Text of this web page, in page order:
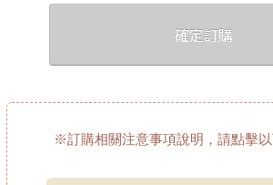
確定訂購
※訂購相關注意事項說明，請點擊以